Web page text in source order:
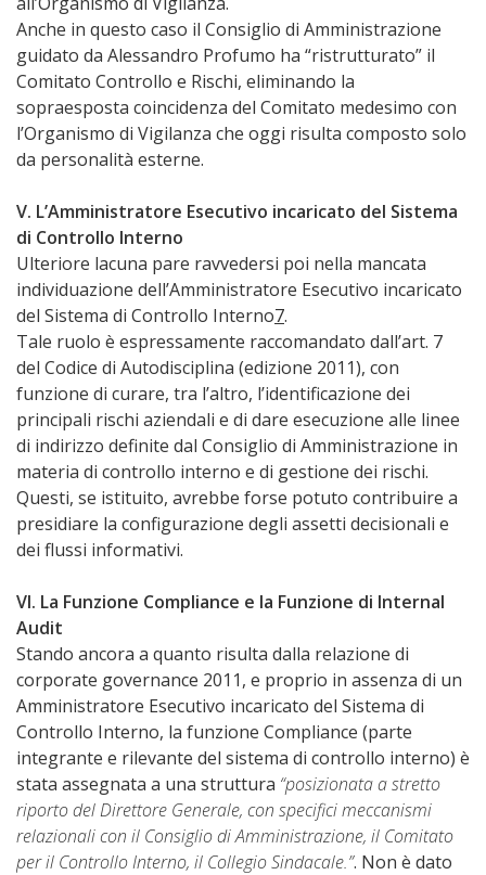
Anche in questo caso il Consiglio di Amministrazione
guidato da Alessandro Profumo ha “ristrutturato” il
Comitato Controllo e Rischi, eliminando la
sopraesposta coincidenza del Comitato medesimo con
l’Organismo di Vigilanza che oggi risulta composto solo
da personalità esterne.
V. L’Amministratore Esecutivo incaricato del Sistema
di Controllo Interno
Ulteriore lacuna pare ravvedersi poi nella mancata
individuazione dell’Amministratore Esecutivo incaricato
del Sistema di Controllo Interno7.
Tale ruolo è espressamente raccomandato dall’art. 7
del Codice di Autodisciplina (edizione 2011), con
funzione di curare, tra l’altro, l’identificazione dei
principali rischi aziendali e di dare esecuzione alle linee
di indirizzo definite dal Consiglio di Amministrazione in
materia di controllo interno e di gestione dei rischi.
Questi, se istituito, avrebbe forse potuto contribuire a
presidiare la configurazione degli assetti decisionali e
dei flussi informativi.
VI. La Funzione Compliance e la Funzione di Internal
Audit
Stando ancora a quanto risulta dalla relazione di
corporate governance 2011, e proprio in assenza di un
Amministratore Esecutivo incaricato del Sistema di
Controllo Interno, la funzione Compliance (parte
integrante e rilevante del sistema di controllo interno) è
stata assegnata a una struttura “posizionata a stretto
riporto del Direttore Generale, con specifici meccanismi
relazionali con il Consiglio di Amministrazione, il Comitato
per il Controllo Interno, il Collegio Sindacale.”. Non è dato